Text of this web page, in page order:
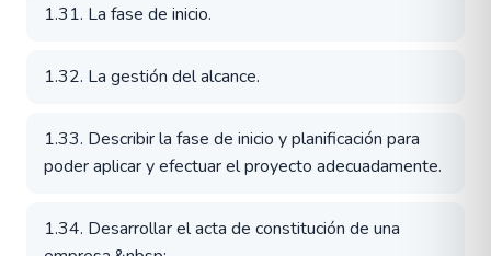
1.31. La fase de inicio.
1.32. La gestión del alcance.
1.33. Describir la fase de inicio y planificación para
poder aplicar y efectuar el proyecto adecuadamente.
1.34. Desarrollar el acta de constitución de una